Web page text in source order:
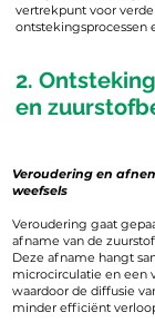
vertrekpunt voor
ontstekingsprocessen
2.
en
​Veroudering en
weefsels
Veroudering gaat
afname van de
Deze afname hangt
microcirculatie en een
waardoor de diffusie
minder efficiënt